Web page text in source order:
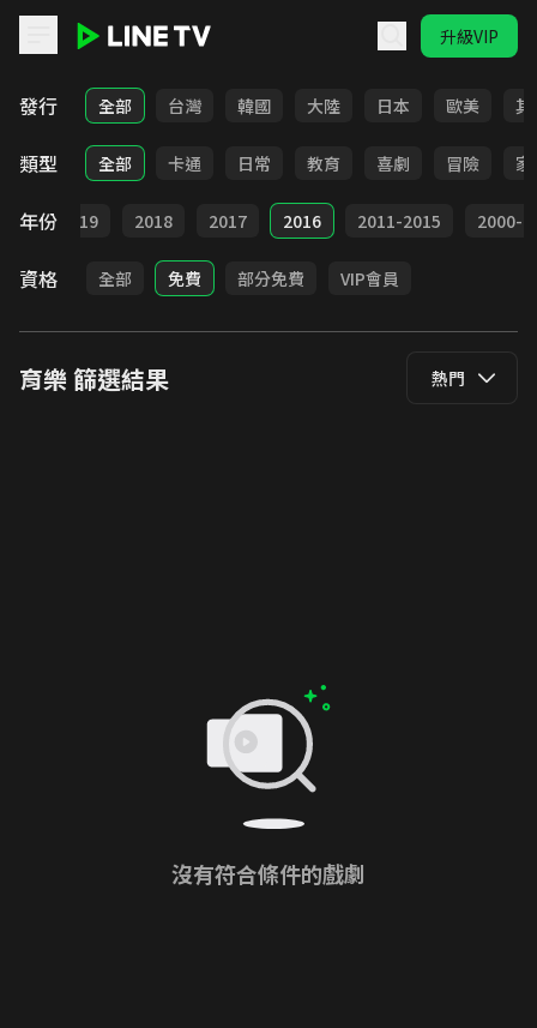
升級VIP
LINE TV - 育樂
發行 全部 台灣 韓國 大陸 日本 歐美 其
類型 全部 卡通 日常 教育 喜劇 冒險 家
年份 2019 2018 2017 2016 2011-2015 2000-
資格 全部 免費 部分免費 VIP會員
育樂篩選結果 熱門
沒有符合條件的戲劇